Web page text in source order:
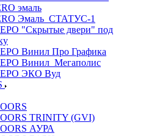
эмаль
Эмаль_СТАТУС-1
"Скрытые двери" под
Винил Про Графика
Винил_Мегаполис
ЭКО Вуд
TRINITY (GVI)
АУРА